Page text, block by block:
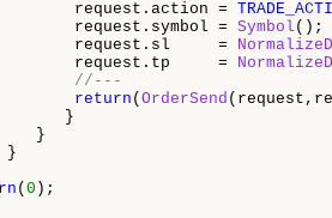
=
= Symbol ();
=
=
//---
return ( OrderSend
( 0 );